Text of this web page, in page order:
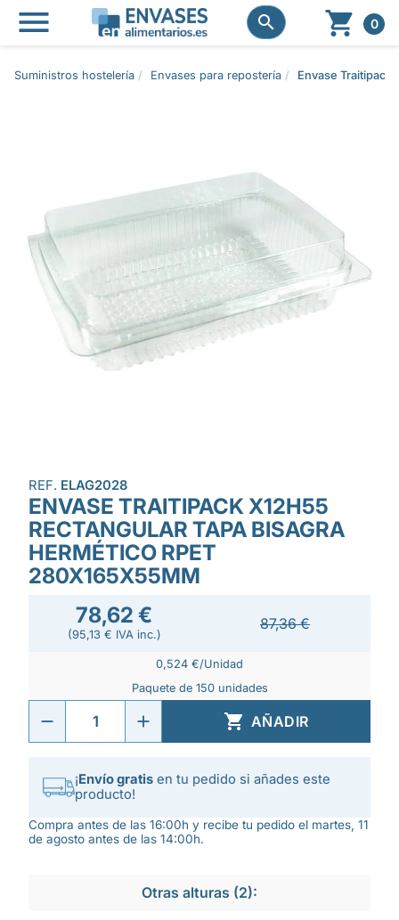
 
  0
Suministros hostelería Envases para repostería Envase Traitipack
REF. ELAG2028
ENVASE TRAITIPACK X12H55
RECTANGULAR TAPA BISAGRA
HERMÉTICO RPET
280X165X55MM
78,62 €
(95,13 € IVA inc.)
87,36 €
0,524 €/Unidad
Paquete de 150 unidades
 AÑADIR
¡Envío gratis en tu pedido si añades este
producto!
Compra antes de las 16:00h y recibe tu pedido el martes, 11
de agosto antes de las 14:00h.
Otras alturas (2):